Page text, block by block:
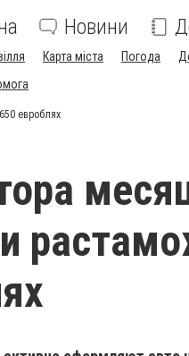
Новини
Карта міста Погода
евроблях